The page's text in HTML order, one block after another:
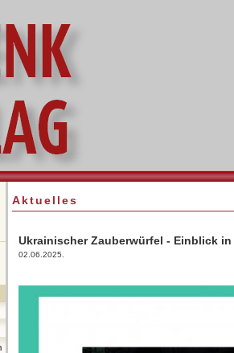
Aktuelles
Ukrainischer Zauberwürfel - Einblick
02.06.2025.